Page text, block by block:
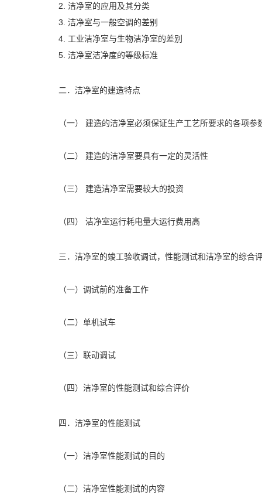
2. 洁净室的应用及其分类
3. 洁净室与一般空调的差别
4. 工业洁净室与生物洁净室的差别
5. 洁净室洁净度的等级标准
二．洁净室的建造特点
（一） 建造的洁净室必须保证生产工艺所要求的各项参
（二） 建造的洁净室要具有一定的灵活性
（三） 建造洁净室需要较大的投资
（四） 洁净室运行耗电量大运行费用高
三．洁净室的竣工验收调试，性能测试和洁净室的综合
（一）调试前的准备工作
（二）单机试车
（三）联动调试
（四）洁净室的性能测试和综合评价
四．洁净室的性能测试
（一）洁净室性能测试的目的
（二）洁净室性能测试的内容